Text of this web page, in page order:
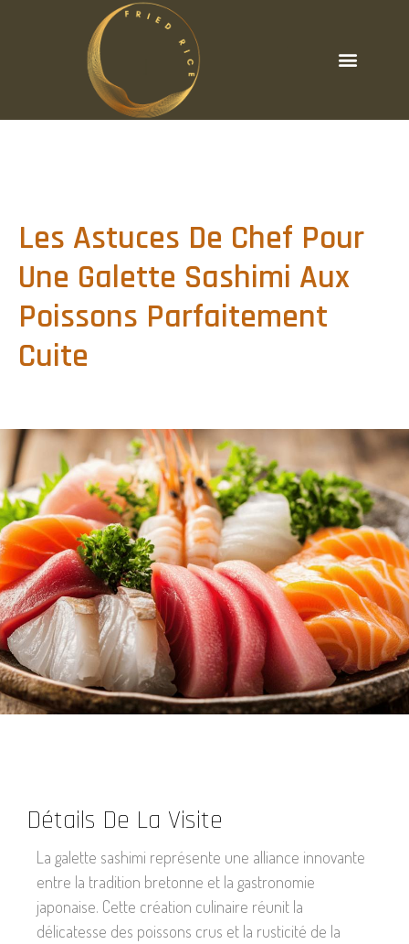
Les Astuces De Chef Pour
Une Galette Sashimi Aux
Poissons Parfaitement
Cuite
Détails De La Visite
La galette sashimi représente une alliance innovante
entre la tradition bretonne et la gastronomie
japonaise. Cette création culinaire réunit la
délicatesse des poissons crus et la rusticité de la